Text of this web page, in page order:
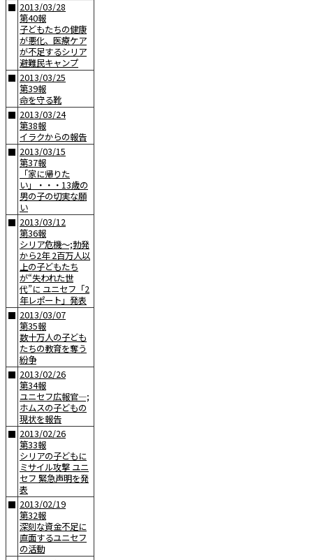
■ 2013/03/28
第40報
子どもたちの健康
が悪化、医療ケア
が不足するシリア
避難民キャンプ
■ 2013/03/25
第39報
命を守る靴
■ 2013/03/24
第38報
イラクからの報告
■ 2013/03/15
第37報
「家に帰りた
い」・・・13歳の
男の子の切実な願
い
■ 2013/03/12
第36報
シリア危機〜;勃発
から2年 2百万人以
上の子どもたち
が“失われた世
代”に ユニセフ「2
年レポート」発表
■ 2013/03/07
第35報
数十万人の子ども
たちの教育を奪う
紛争
■ 2013/02/26
第34報
ユニセフ広報官—;
ホムスの子どもの
現状を報告
■ 2013/02/26
第33報
シリアの子どもに
ミサイル攻撃 ユニ
セフ 緊急声明を発
表
■ 2013/02/19
第32報
深刻な資金不足に
直面するユニセフ
の活動